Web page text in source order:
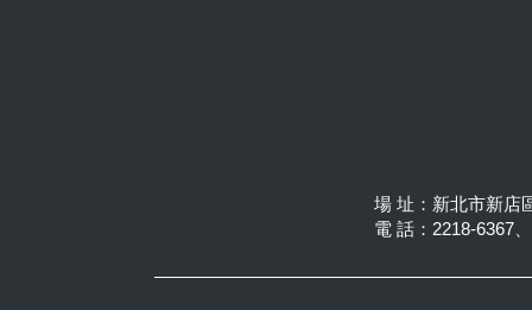
場 址：新北市新店
電 話：2218-6367